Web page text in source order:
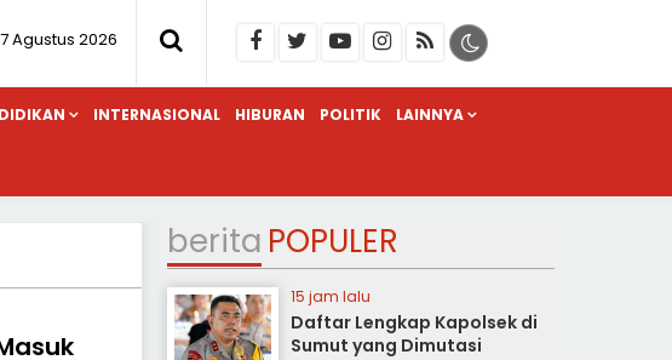
Agustus 2026
INTERNASIONAL HIBURAN POLITIK LAINNYA
berita POPULER
15 jam lalu
Daftar Lengkap Kapolsek di
Sumut yang Dimutasi